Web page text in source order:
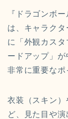
『ドラゴンボ
は、キャラク
に「外観カス
ードアップ」
非常に重要なポ
衣装（スキン
ど、見た目や